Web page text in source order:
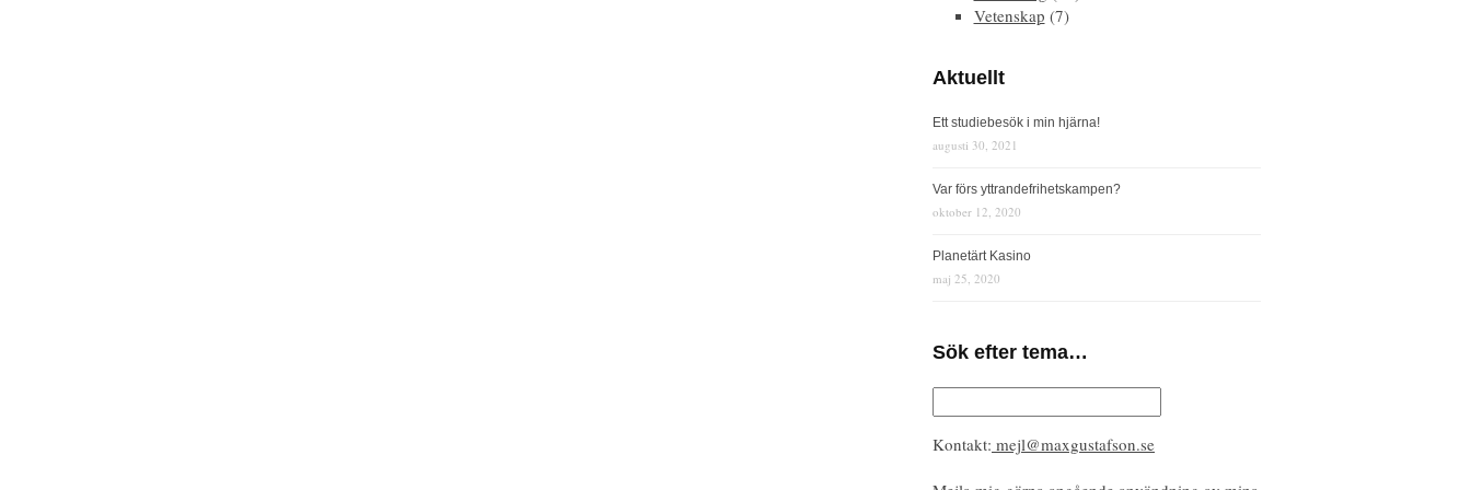
Vetenskap (7)
Aktuellt
Ett studiebesök i min hjärna!
augusti 30, 2021
Var förs yttrandefrihetskampen?
oktober 12, 2020
Planetärt Kasino
maj 25, 2020
Sök efter tema…
Kontakt: mejl@maxgustafson.se